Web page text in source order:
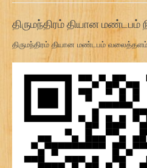
திருமந்திரம் தியான மண்டபம்
திருமந்திரம் தியான மண்டபம்